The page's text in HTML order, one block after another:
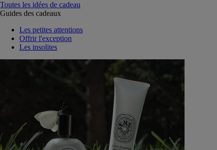
Toutes les idées de cadeau
Guides des cadeaux
Les petites attentions
Offrir l'exception
Les insolites